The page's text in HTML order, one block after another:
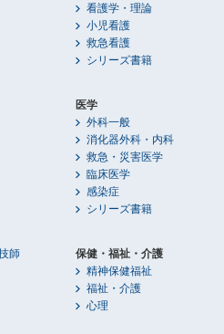
師
看護学・理論
小児看護
救急看護
シリーズ書籍
医学
外科一般
消化器外科・内科
救急・災害医学
臨床医学
感染症
シリーズ書籍
保健・福祉・介護
精神保健福祉
福祉・介護
心理